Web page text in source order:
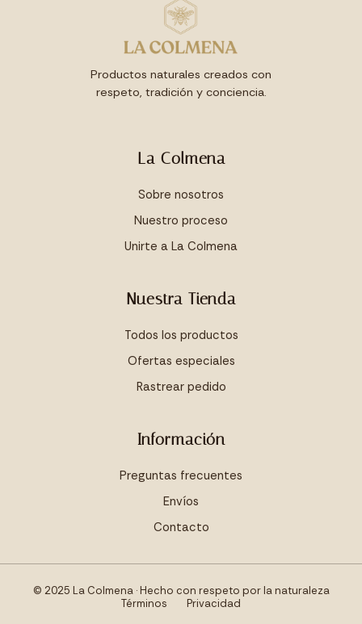
descansar mejor. El efecto es
suave, pero justo lo que
necesitaba.
Productos naturales creados con
respeto, tradición y conciencia.
La Colmena
Sobre nosotros
Nuestro proceso
Unirte a La Colmena
Nuestra Tienda
Todos los productos
Ofertas especiales
Rastrear pedido
Información
Preguntas frecuentes
Envíos
Contacto
© 2025 La Colmena · Hecho con respeto por la naturaleza
Términos
Privacidad